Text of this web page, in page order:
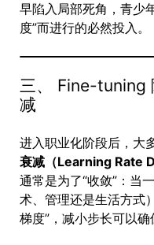
早陷入局部死角，青少
度”而进行的必然投入。
三、 Fine-tuning
减
进入职业化阶段后，大
衰减（Learning Rate
通常是为了“收敛”：当
术、管理还是生活方式
梯度”，减小步长可以确